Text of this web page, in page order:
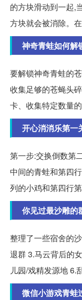
的方块滑动到一起,
方块就会被消除。
神奇青蛙如何解
要解锁神奇青蛙的
收集足够的苍蝇头
卡、收集特定数量
开心消消乐第一
第一步:交换倒数第
中间的青蛙和第四
列的小鸡和第四行
你见过最沙雕的
整理了一些宿舍的
退群 3.马云背后的
儿园/戏精发源地 6.
微信小游戏青蛙